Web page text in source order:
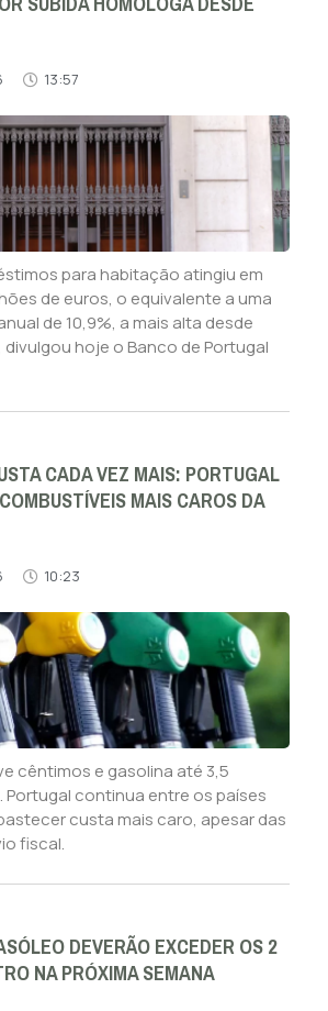
13:57
para habitação atingiu em
de euros, o equivalente a uma
de 10,9%, a mais alta desde
hoje o Banco de Portugal
CADA VEZ MAIS: PORTUGAL
MAIS CAROS DA
10:23
cêntimos e gasolina até 3,5
Portugal continua entre os países
custa mais caro, apesar das
fiscal.
DEVERÃO EXCEDER OS 2
NA PRÓXIMA SEMANA